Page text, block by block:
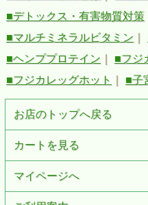
■デトックス・有害物質対策
■マルチミネラルビタミン
■ヘンププロテイン
■フジ
■フジカレッグホット
■子
お店のトップへ戻る
カートを見る
マイページへ